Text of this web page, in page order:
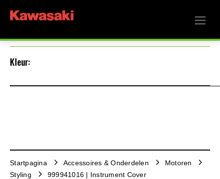
Kleur:
Startpagina Accessoires & Onderdelen
Motoren
Styling
999941016 | Instrument Cover